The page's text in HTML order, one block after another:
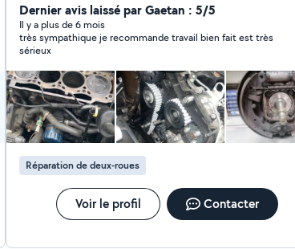
joint, distribution, embrayage et bien plus Pour toute
demande de prestation envoyer moi un message.
Dernier avis laissé par Gaetan : 5/5
Il y a plus de 6 mois
très sympathique je recommande travail bien fait est très
sérieux
Réparation de deux-roues
Voir le profil Contacter